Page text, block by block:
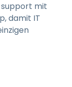
mit
damit IT